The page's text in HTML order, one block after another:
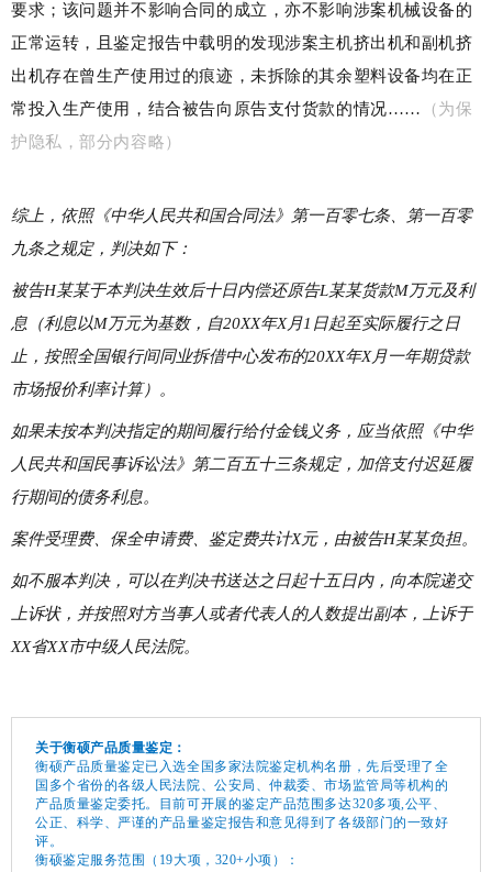
要求；该问题并不影响合同的成立，亦不影响涉案机械设备的
正常运转，且鉴定报告中载明的发现涉案主机挤出机和副机挤
出机存在曾生产使用过的痕迹，未拆除的其余塑料设备均在正
常投入生产使用，结合被告向原告支付货款的情况……
（为保
护隐私，部分内容略 ）
综上，依照《中华人民共和国合同法》第一百零七条、第一百零
九条之规定，判决如下：
被告H某某于本判决生效后十日内偿还原告L某某货款M万元及利
息（利息以M万元为基数，自20XX年X月1日起至实际履行之日
止，按照全国银行间同业拆借中心发布的20XX年X月一年期贷款
市场报价利率计算）。
如果未按本判决指定的期间履行给付金钱义务，应当依照《中华
人民共和国民事诉讼法》第二百五十三条规定，加倍支付迟延履
行期间的债务利息。
案件受理费、保全申请费、鉴定费共计X元，由被告H某某负担。
如不服本判决，可以在判决书送达之日起十五日内，向本院递交
上诉状，并按照对方当事人或者代表人的人数提出副本，上诉于
XX省XX市中级人民法院。
关于衡硕产品质量鉴定：
衡硕产品质量鉴定已入选全国多家法院鉴定机构名册，先后受理了全
国多个省份的各级人民法院、公安局、仲裁委、市场监管局等机构的
产品质量鉴定委托。目前可开展的鉴定产品范围多达320多项,公平、
公正、科学、严谨的产品量鉴定报告和意见得到了各级部门的一致好
评。
衡硕鉴定服务范围（19大项，320+小项）：